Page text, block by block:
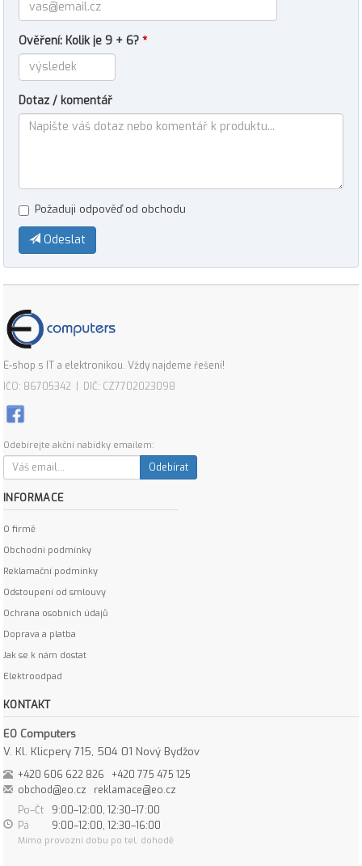
Ověření: Kolik je 9 + 6? *
Dotaz / komentář
Požaduji odpověď od obchodu
Odeslat
E-shop s IT a elektronikou. Vždy najdeme řešení!
IČO: 86705342 | DIČ: CZ7702023098
Odebírejte akční nabídky emailem:
Odebírat
INFORMACE
O firmě
Obchodní podmínky
Reklamační podmínky
Odstoupení od smlouvy
Ochrana osobních údajů
Doprava a platba
Jak se k nám dostat
Elektroodpad
KONTAKT
EO Computers
V. Kl. Klicpery 715, 504 01 Nový Bydžov
+420 606 622 826
+420 775 475 125
obchod@eo.cz
reklamace@eo.cz
Po–Čt
9:00–12:00, 12:30–17:00
Pá
9:00–12:00, 12:30–16:00
Mimo provozní dobu po tel. dohodě